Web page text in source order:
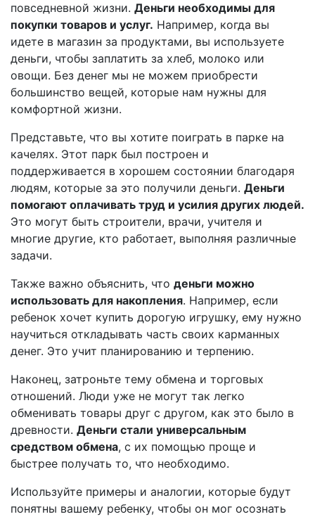
повседневной жизни. Деньги необходимы для
покупки товаров и услуг. Например, когда вы
идете в магазин за продуктами, вы используете
деньги, чтобы заплатить за хлеб, молоко или
овощи. Без денег мы не можем приобрести
большинство вещей, которые нам нужны для
комфортной жизни.
Представьте, что вы хотите поиграть в парке на
качелях. Этот парк был построен и
поддерживается в хорошем состоянии благодаря
людям, которые за это получили деньги. Деньги
помогают оплачивать труд и усилия других людей.
Это могут быть строители, врачи, учителя и
многие другие, кто работает, выполняя различные
задачи.
Также важно объяснить, что деньги можно
использовать для накопления. Например, если
ребенок хочет купить дорогую игрушку, ему нужно
научиться откладывать часть своих карманных
денег. Это учит планированию и терпению.
Наконец, затроньте тему обмена и торговых
отношений. Люди уже не могут так легко
обменивать товары друг с другом, как это было в
древности. Деньги стали универсальным
средством обмена, с их помощью проще и
быстрее получать то, что необходимо.
Используйте примеры и аналогии, которые будут
понятны вашему ребенку, чтобы он мог осознать